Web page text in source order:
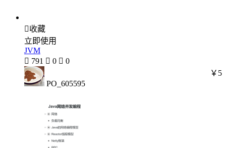
收藏
立即使用
JVM
 791  0  0
PO_605595
￥5